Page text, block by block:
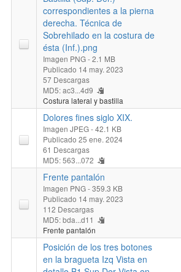
correspondientes a la pierna
derecha. Técnica de
Sobrehilado en la costura de
ésta (Inf.).png
Imagen PNG- 2.1 MB
Publicado 14 may. 2023
57 Descargas
MD5: ac3...4d9
Costura lateral y bastilla
Dolores fines siglo XIX.
Imagen JPEG- 42.1 KB
Publicado 25 ene. 2024
61 Descargas
MD5: 563...072
Frente pantalón
Imagen PNG- 359.3 KB
Publicado 14 may. 2023
112 Descargas
MD5: bda...d11
Frente pantalón
Posición de los tres botones
en la bragueta Izq Vista en